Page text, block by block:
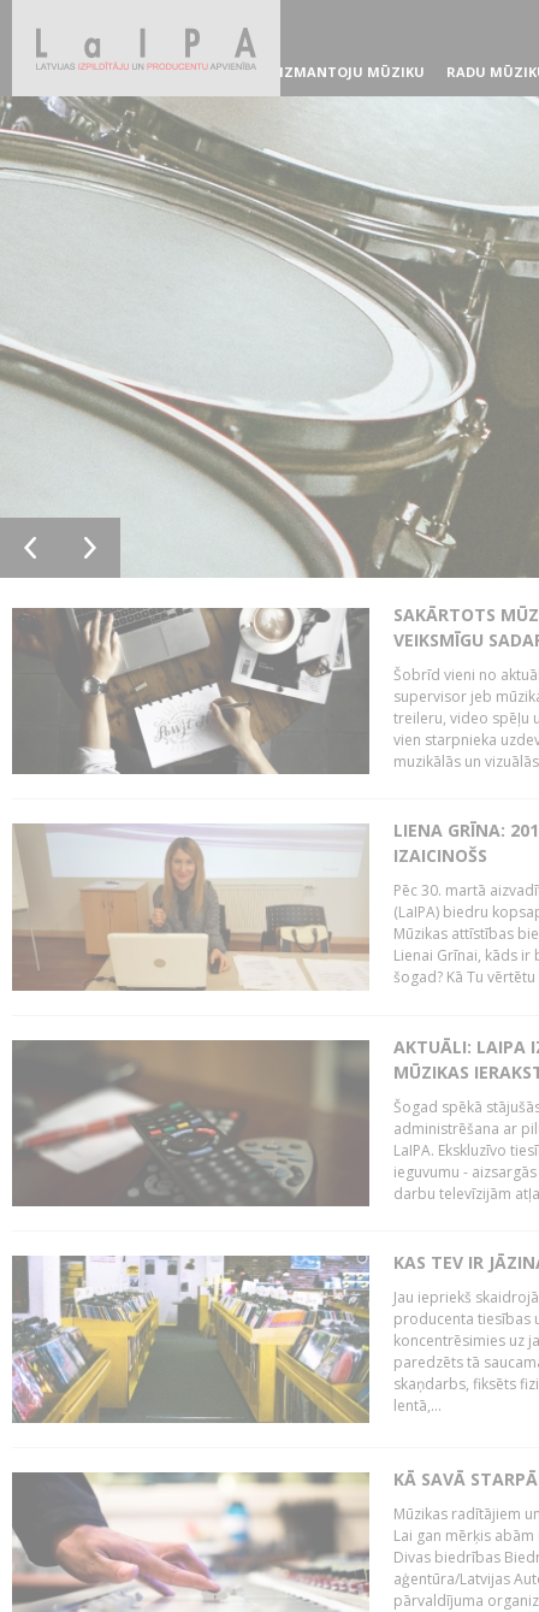
IZMANTOJU MŪZIKU RADU
SAKĀRTOTS
VEIKSMĪGU
Šobrīd vieni no
supervisor jeb
treileru, video spēļu
vien starpnieka
muzikālās un
LIENA GRĪNA:
IZAICINOŠS
Pēc 30. martā
(LaIPA) biedru
Mūzikas attīstības
Lienai Grīnai, kāds ir
šogad? Kā Tu
AKTUĀLI: LAIPA
MŪZIKAS
Šogad spēkā
administrēšana ar
LaIPA. Ekskluzīvo
ieguvumu -
darbu televīzijām
KAS TEV IR
Jau iepriekš
producenta tiesības
koncentrēsimies uz
paredzēts tā
skaņdarbs, fiksēts
lentā,...
KĀ SAVĀ
Mūzikas radītājiem
Lai gan mērķis
Divas biedrības
aģentūra/Latvijas
pārvaldījuma